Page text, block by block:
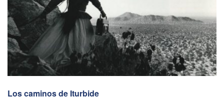
Los caminos de Iturbide